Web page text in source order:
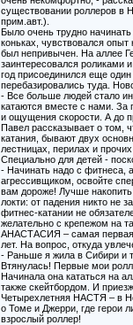
существовании роллеров в
прим.авт.).
Было очень трудно
коньках, чувствовался
был непривычен. На аллее
заинтересовался роликами
год присоединился еще
перебазировались туда.
- Все больше людей стало
катаются вместе с нами. За
и ощущения скорости. А до
Павел рассказывает о том,
катания, бывают двух
лестницах, перилах и
Специально для детей -
- Начинать надо с фитнеса,
агрессивщиком, освойте
вам дороже! Лучше накопить
локти: от падения никто не
фитнес-катании не
желательно с крепежом на
АНАСТАСИЯ – самая первая
лет. На вопрос, откуда
- Раньше я жила в Сибири и
Втянулась! Первые мои
Начинала она кататься на
также скейтбордом. И
Четырехлетняя НАСТЯ – в
о Томе и Джерри, где герои
взрослый роллер!